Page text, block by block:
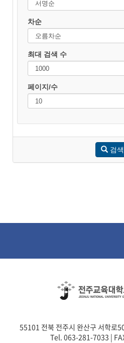
차순
최대 검색 수
페이지/수
검색
55101 전북 전주시 완산구 서학로
Tel. 063-281-7033 |